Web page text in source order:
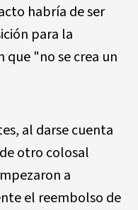
habría de ser
para la
que "no se crea un
al darse cuenta
otro colosal
a
el reembolso de